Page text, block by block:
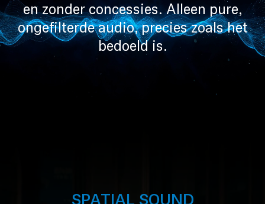
en zonder concessies. Alleen pure,
ongefilterde audio, precies zoals het
bedoeld is.
SPATIAL SOUND